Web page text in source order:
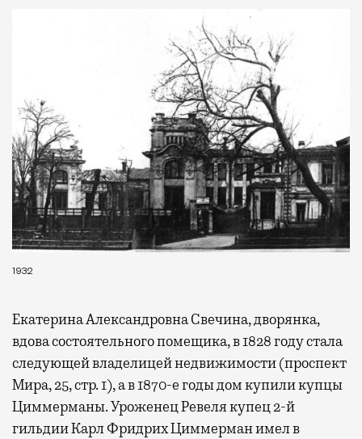
1932
Екатерина Александровна Свечина, дворянка,
вдова состоятельного помещика, в 1828 году стала
следующей владелицей недвижимости (проспект
Мира, 25, стр. 1), а в 1870-е годы дом купили купцы
Циммерманы. Уроженец Ревеля купец 2-й
гильдии Карл Фридрих Циммерман имел в